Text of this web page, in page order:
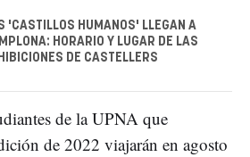
'CASTILLOS HUMANOS' LLEGAN A
HORARIO Y LUGAR DE LAS
DE CASTELLERS
de la UPNA que
de 2022 viajarán en agosto